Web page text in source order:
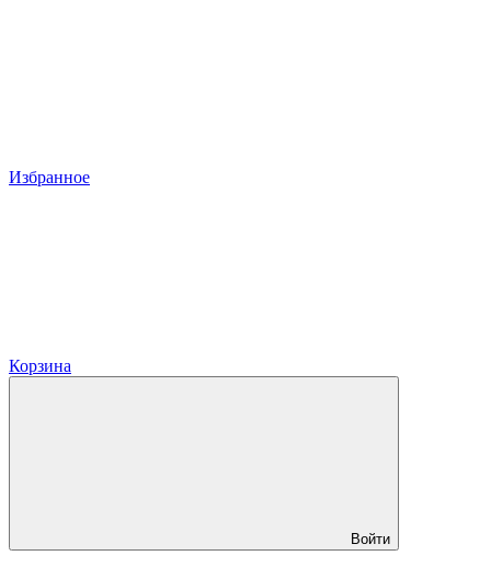
Избранное
Корзина
Войти